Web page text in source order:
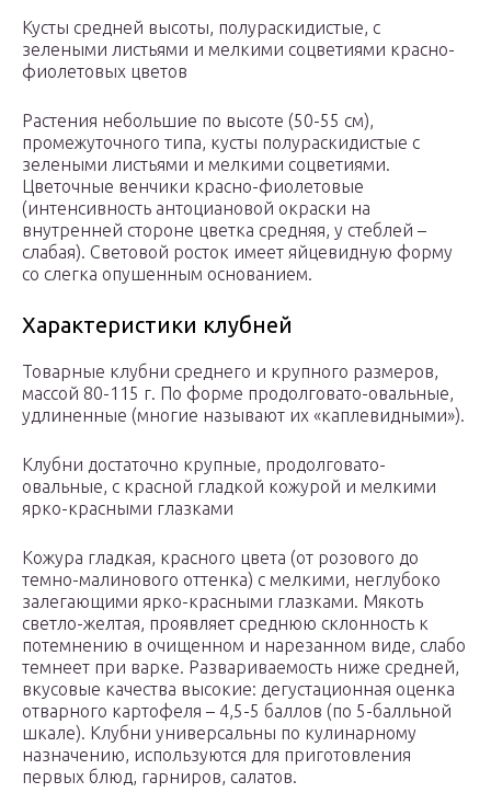
Кусты средней высоты, полураскидистые, с
зелеными листьями и мелкими соцветиями красно-
фиолетовых цветов
Растения небольшие по высоте (50-55 см),
промежуточного типа, кусты полураскидистые с
зелеными листьями и мелкими соцветиями.
Цветочные венчики красно-фиолетовые
(интенсивность антоциановой окраски на
внутренней стороне цветка средняя, у стеблей –
слабая). Световой росток имеет яйцевидную форму
со слегка опушенным основанием.
Характеристики клубней
Товарные клубни среднего и крупного размеров,
массой 80-115 г. По форме продолговато-овальные,
удлиненные (многие называют их «каплевидными»).
Клубни достаточно крупные, продолговато-
овальные, с красной гладкой кожурой и мелкими
ярко-красными глазками
Кожура гладкая, красного цвета (от розового до
темно-малинового оттенка) с мелкими, неглубоко
залегающими ярко-красными глазками. Мякоть
светло-желтая, проявляет среднюю склонность к
потемнению в очищенном и нарезанном виде, слабо
темнеет при варке. Развариваемость ниже средней,
вкусовые качества высокие: дегустационная оценка
отварного картофеля – 4,5-5 баллов (по 5-балльной
шкале). Клубни универсальны по кулинарному
назначению, используются для приготовления
первых блюд, гарниров, салатов.